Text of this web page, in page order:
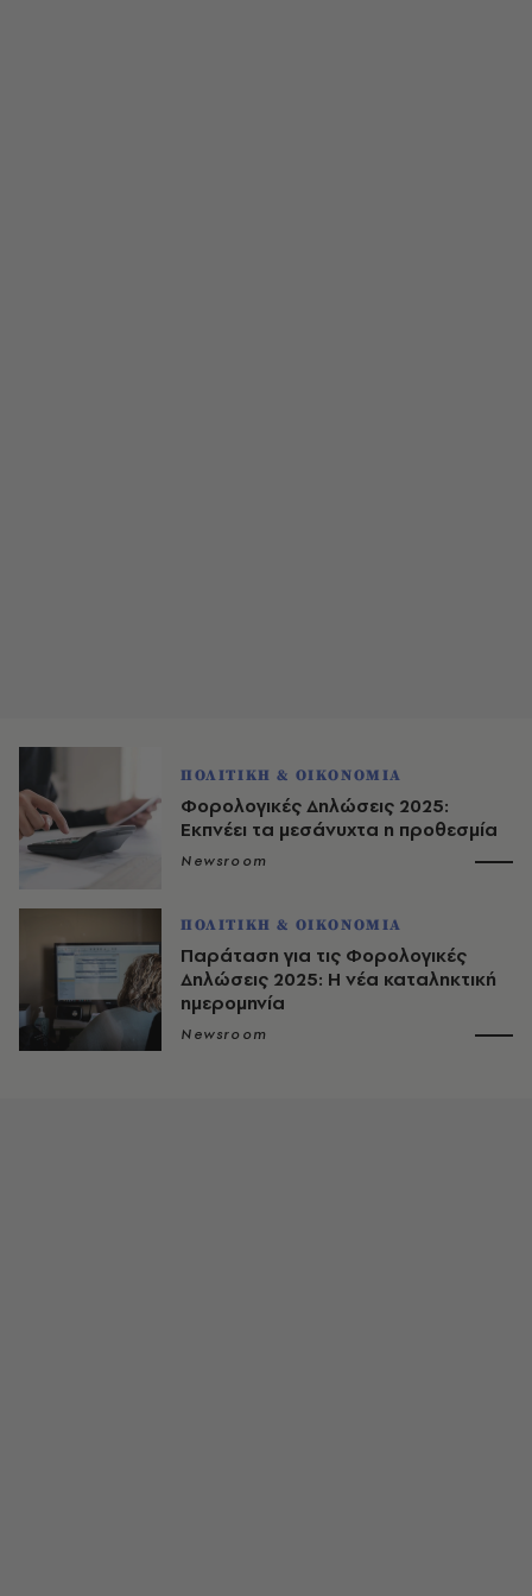
ΠΟΛΙΤΙΚΗ & ΟΙΚΟΝΟΜΙΑ
Φορολογικές Δηλώσεις 2025:
Εκπνέει τα μεσάνυχτα η προθεσμία
Newsroom
ΠΟΛΙΤΙΚΗ & ΟΙΚΟΝΟΜΙΑ
Παράταση για τις Φορολογικές
Δηλώσεις 2025: Η νέα καταληκτική
ημερομηνία
Newsroom